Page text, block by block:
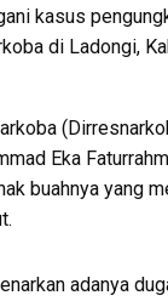
kasus
di Ladongi,
Eka
buahnya yang
adanya